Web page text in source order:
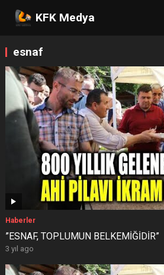
KFK Medya
esnaf
Haberler
”ESNAF, TOPLUMUN BELKEMİĞİDİR”
3 yıl ago